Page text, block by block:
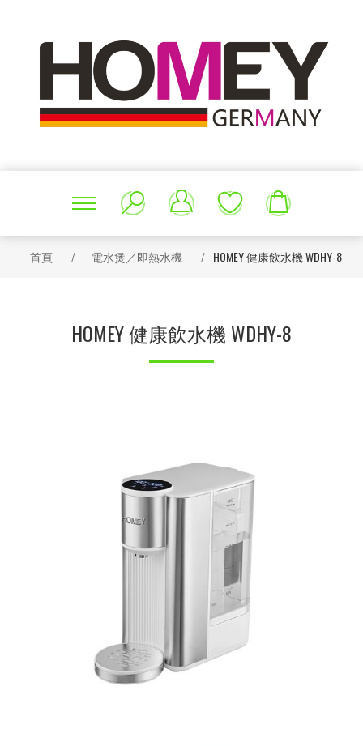
首頁 / 電水煲／即熱水機 / HOMEY 健康飲水機 WDHY-8
HOMEY 健康飲水機 WDHY-8